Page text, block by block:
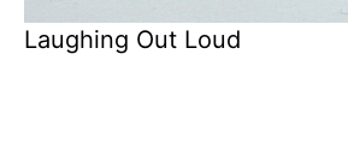
Laughing Out Loud